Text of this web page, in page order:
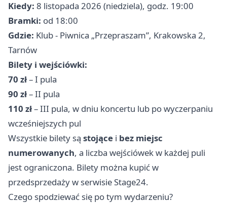
Kiedy: 8 listopada 2026 (niedziela), godz. 19:00
Bramki: od 18:00
Gdzie: Klub - Piwnica „Przepraszam”, Krakowska 2,
Tarnów
Bilety i wejściówki:
70 zł– I pula
90 zł– II pula
110 zł– III pula, w dniu koncertu lub po wyczerpaniu
wcześniejszych pul
Wszystkie bilety są stojące i bez miejsc
numerowanych, a liczba wejściówek w każdej puli
jest ograniczona. Bilety można kupić w
przedsprzedaży w serwisie Stage24.
Czego spodziewać się po tym wydarzeniu?